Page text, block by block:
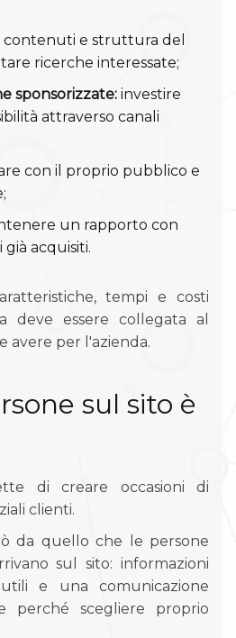
contenuti e struttura del
ricerche interessate;
sponsorizzate: investire
attraverso canali
con il proprio pubblico e
un rapporto con
acquisiti.
tempi e costi
deve essere collegata al
avere per l'azienda.
sul sito è
di creare occasioni di
clienti.
da quello che le persone
sul sito: informazioni
e una comunicazione
perché scegliere proprio